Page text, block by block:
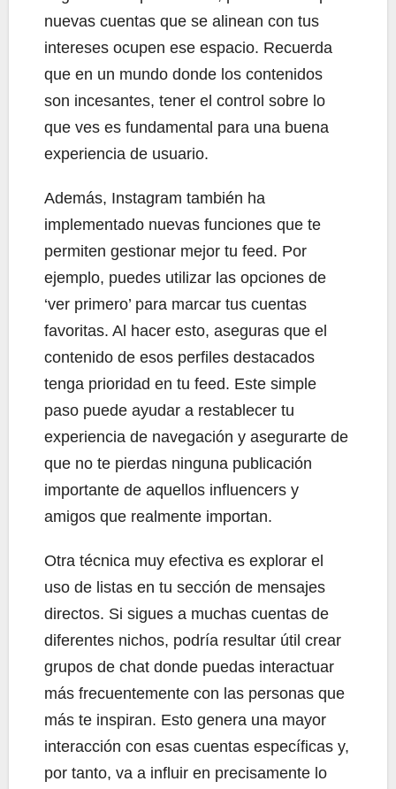
nuevas cuentas que se alinean con tus
intereses ocupen ese espacio. Recuerda
que en un mundo donde los contenidos
son incesantes, tener el control sobre lo
que ves es fundamental para una buena
experiencia de usuario.
Además, Instagram también ha
implementado nuevas funciones que te
permiten gestionar mejor tu feed. Por
ejemplo, puedes utilizar las opciones de
‘ver primero’ para marcar tus cuentas
favoritas. Al hacer esto, aseguras que el
contenido de esos perfiles destacados
tenga prioridad en tu feed. Este simple
paso puede ayudar a restablecer tu
experiencia de navegación y asegurarte de
que no te pierdas ninguna publicación
importante de aquellos influencers y
amigos que realmente importan.
Otra técnica muy efectiva es explorar el
uso de listas en tu sección de mensajes
directos. Si sigues a muchas cuentas de
diferentes nichos, podría resultar útil crear
grupos de chat donde puedas interactuar
más frecuentemente con las personas que
más te inspiran. Esto genera una mayor
interacción con esas cuentas específicas y,
por tanto, va a influir en precisamente lo